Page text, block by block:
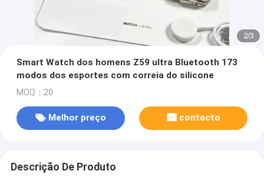
2/3
Smart Watch dos homens Z59 ultra Bluetooth 173
modos dos esportes com correia do silicone
MOQ：20
Melhor preço contacto
Descrição De Produto